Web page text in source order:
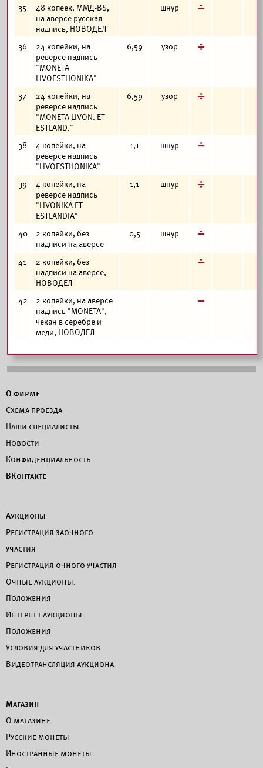
35
48 копеек, ММД-BS,
на аверсе русская
надпись, НОВОДЕЛ
шнур г
36
24 копейки, на
реверсе надпись
"MONETA
LIVOESTHONIKA"
6,59 узор д
37
24 копейки, на
реверсе надпись
"MONETA LIVON. ET
ESTLAND."
6,59 узор д
38
4 копейки, на
реверсе надпись
"LIVOESTHONIKA"
1,1 шнур г
39
4 копейки, на
реверсе надпись
"LIVONIKA ET
ESTLANDIA"
1,1 шнур д
40
2 копейки, без
надписи на аверсе
0,5 шнур г
41
2 копейки, без
надписи на аверсе,
НОВОДЕЛ
г
42
2 копейки, на аверсе
надпись "MONETA",
чекан в серебре и
меди, НОВОДЕЛ
в
О фирме
Схема проезда
Наши специалисты
Новости
Конфиденциальность
ВКонтакте
Аукционы
Регистрация заочного
участия
Регистрация очного участия
Очные аукционы.
Положения
Интернет аукционы.
Положения
Условия для участников
Видеотрансляция аукциона
Магазин
О магазине
Русские монеты
Иностранные монеты